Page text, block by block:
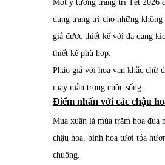
Một ý tưởng trang trí Tết 2026
dụng trang trí cho những
giả được thiết kế với đa dạng
thiết kế phù hợp.
Pháo giả với hoa văn khắc chữ
may mắn trong cuộc sống.
Điểm nhấn với các chậu
Mùa xuân là mùa trăm hoa đua
chậu hoa, bình hoa tươi tỏa
chuộng.